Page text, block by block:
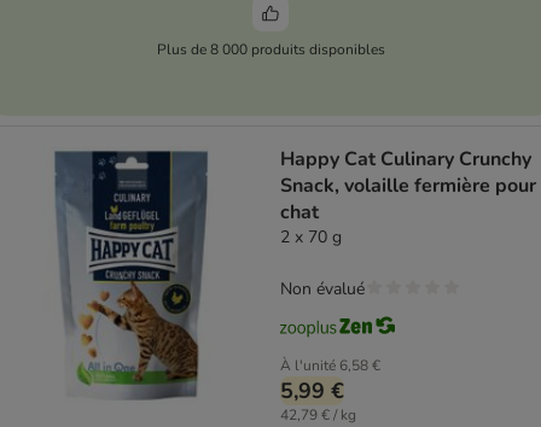
Plus de 8 000 produits disponibles
Happy Cat Culinary Crunchy
Snack, volaille fermière pour
chat
2 x 70 g
À l'unité 6,58 €
5,99 €
42,79 € / kg
Non évalué